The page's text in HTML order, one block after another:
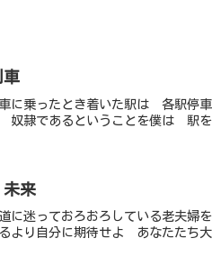
車
に乗ったとき着いた駅は 各駅停
奴隷であるということを僕は 駅を
未来
に迷っておろおろしている老夫
より自分に期待せよ あなたたち